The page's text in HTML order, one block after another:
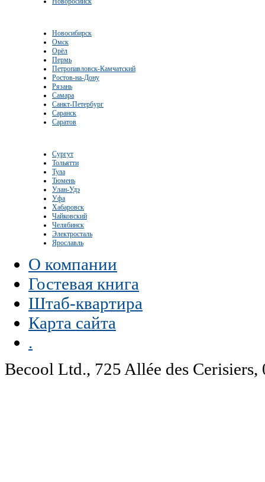
Новосибирск
Омск
Орёл
Пермь
Петропавловск-Камчатский
Ростов-на-Дону
Рязань
Самара
Санкт-Петербург
Саранск
Саратов
Сургут
Тольятти
Тула
Тюмень
Улан-Удэ
Уфа
Хабаровск
Чайковский
Челябинск
Электросталь
Ярославль
О компании
Гостевая книга
Штаб-квартира
Карта сайта
.
Becool Ltd., 725 Allée des